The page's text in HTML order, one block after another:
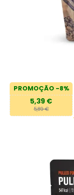
PROMOÇÃO -8%
5,39 €
5,89 €